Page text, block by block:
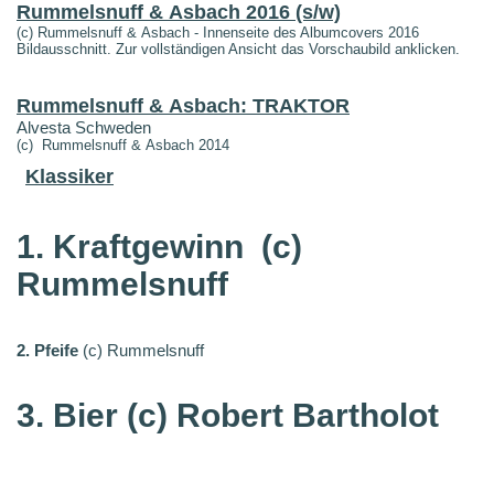
Rummelsnuff & Asbach 2016 (s/w)
(c) Rummelsnuff & Asbach - Innenseite des Albumcovers 2016
Bildausschnitt. Zur vollständigen Ansicht das Vorschaubild anklicken.
Rummelsnuff & Asbach: TRAKTOR
Alvesta Schweden
(c) Rummelsnuff & Asbach 2014
Klassiker
1. Kraftgewinn (c)
Rummelsnuff
2. Pfeife (c) Rummelsnuff
3. Bier (c) Robert Bartholot